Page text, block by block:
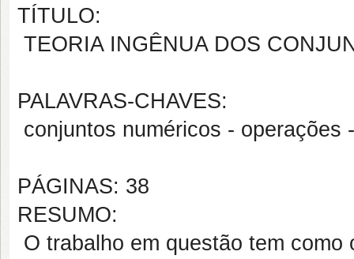
TÍTULO:
TEORIA INGÊNUA DOS
PALAVRAS-CHAVES:
conjuntos numéricos - operações
PÁGINAS: 38
RESUMO:
O trabalho em questão tem